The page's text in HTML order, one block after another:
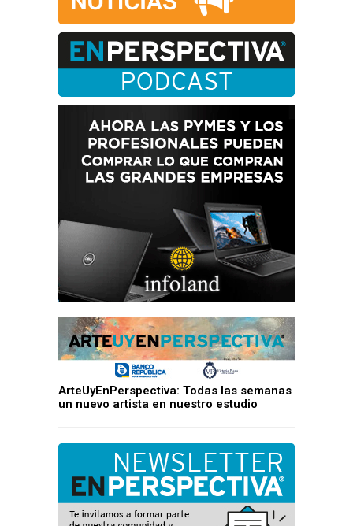
ArteUyEnPerspectiva: Todas las semanas
un nuevo artista en nuestro estudio